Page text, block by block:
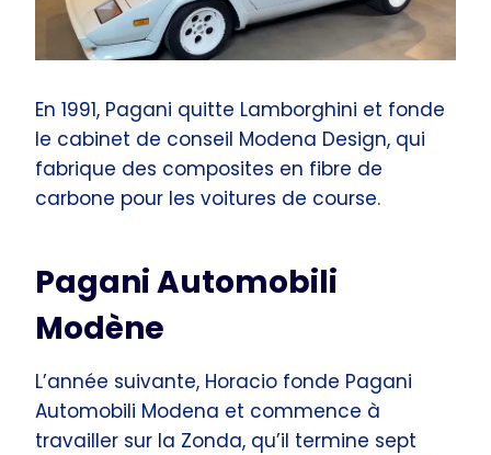
En 1991, Pagani quitte Lamborghini et fonde
le cabinet de conseil Modena Design, qui
fabrique des composites en fibre de
carbone pour les voitures de course.
Pagani Automobili
Modène
L’année suivante, Horacio fonde Pagani
Automobili Modena et commence à
travailler sur la Zonda, qu’il termine sept